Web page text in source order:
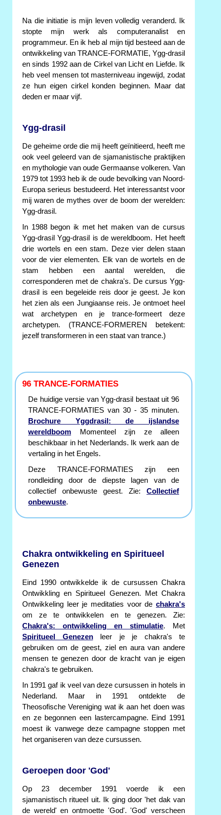
Na die initiatie is mijn leven volledig veranderd. Ik
stopte mijn werk als computeranalist en
programmeur. En ik heb al mijn tijd besteed aan de
ontwikkeling van TRANCE-FORMATIE, Ygg-drasil
en sinds 1992 aan de Cirkel van Licht en Liefde. Ik
heb veel mensen tot masterniveau ingewijd, zodat
ze hun eigen cirkel konden beginnen. Maar dat
deden er maar vijf.
Ygg-drasil
De geheime orde die mij heeft geïnitieerd, heeft me
ook veel geleerd van de sjamanistische praktijken
en mythologie van oude Germaanse volkeren. Van
1979 tot 1993 heb ik de oude bevolking van Noord-
Europa serieus bestudeerd. Het interessantst voor
mij waren de mythes over de boom der werelden:
Ygg-drasil.
In 1988 begon ik met het maken van de cursus
Ygg-drasil Ygg-drasil is de wereldboom. Het heeft
drie wortels en een stam. Deze vier delen staan
voor de vier elementen. Elk van de wortels en de
stam hebben een aantal werelden, die
corresponderen met de chakra's. De cursus Ygg-
drasil is een begeleide reis door je geest. Je kon
het zien als een Jungiaanse reis. Je ontmoet heel
wat archetypen en je trance-formeert deze
archetypen. (TRANCE-FORMEREN betekent:
jezelf transformeren in een staat van trance.)
96 TRANCE-FORMATIES
De huidige versie van Ygg-drasil bestaat uit 96
TRANCE-FORMATIES van 30 - 35 minuten.
Brochure Yggdrasil: de ijslandse
wereldboom Momenteel zijn ze alleen
beschikbaar in het Nederlands. Ik werk aan de
vertaling in het Engels.
Deze TRANCE-FORMATIES zijn een
rondleiding door de diepste lagen van de
collectief onbewuste geest. Zie: Collectief
onbewuste.
Chakra ontwikkeling en Spiritueel
Genezen
Eind 1990 ontwikkelde ik de cursussen Chakra
Ontwikkling en Spiritueel Genezen. Met Chakra
Ontwikkeling leer je meditaties voor de chakra's
om ze te ontwikkelen en te genezen. Zie:
Chakra's: ontwikkeling en stimulatie. Met
Spiritueel Genezenleer je je chakra's te
gebruiken om de geest, ziel en aura van andere
mensen te genezen door de kracht van je eigen
chakra's te gebruiken.
In 1991 gaf ik veel van deze cursussen in hotels in
Nederland. Maar in 1991 ontdekte de
Theosofische Vereniging wat ik aan het doen was
en ze begonnen een lastercampagne. Eind 1991
moest ik vanwege deze campagne stoppen met
het organiseren van deze cursussen.
Geroepen door 'God'
Op 23 december 1991 voerde ik een
sjamanistisch ritueel uit. Ik ging door 'het dak van
de wereld' en ontmoette 'God'. 'God' verscheen